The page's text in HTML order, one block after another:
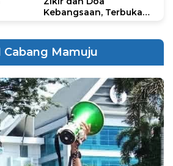
Kebangsaan, Terbuka
Cabang Mamuju